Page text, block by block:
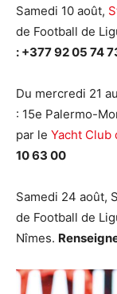
Samedi 10 août,
de Football de
: +377 92 05 74
Du mercredi 21
: 15e Palermo-
par le Yacht Club
10 63 00
Samedi 24 août,
de Football de
Nîmes.